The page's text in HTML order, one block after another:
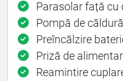
Parasolar față cu
Pompă de căldură
Preîncălzire
Priză de
Reamintire